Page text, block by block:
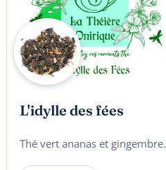
L'idylle des fées
Thé vert ananas et gingembre.